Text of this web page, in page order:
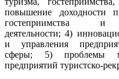
повышение доходности
гостеприимства и
деятельности; 4)
и управления
сферы; 5) проблемы
предприятий туристско-